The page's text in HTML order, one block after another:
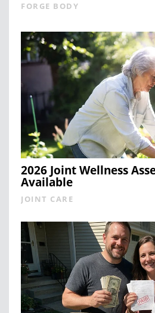
FORGE BODY
2026 Joint Wellness
Available
JOINT CARE